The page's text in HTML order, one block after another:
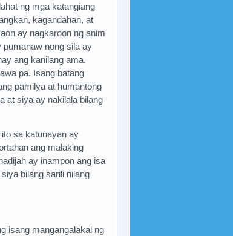
ng mga katangiang
kagandahan, at
ay nagkaroon ng anim
pumanaw nong sila ay
ang kanilang ama.
pa. Isang batang
pamilya at humantong
at siya ay nakilala bilang
sa katunayan ay
ang malaking
ay inampon ang isa
bilang sarili nilang
isang mangangalakal ng